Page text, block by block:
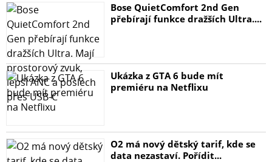
Bose QuietComfort 2nd Gen
přebírají funkce dražších Ultra....
Ukázka z GTA 6 bude mít
premiéru na Netflixu
O2 má nový dětský tarif, kde se
data nezastaví. Pořídit...